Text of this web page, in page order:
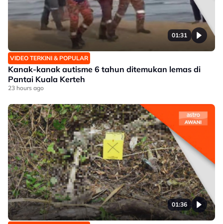
01:31
VIDEO TERKINI & POPULAR
Kanak-kanak autisme 6 tahun ditemukan lemas di
Pantai Kuala Kerteh
23 hours ago
01:36